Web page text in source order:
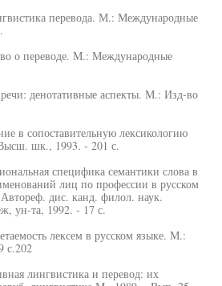
перевода. М.: Международные
о переводе. М.: Международные
денотативные аспекты. М.: Изд-во
в сопоставительную лексикологию
шк., 1993. - 201 с.
специфика семантики слова в
лиц по профессии в русском
дис. канд. филол. наук.
ун-та, 1992. - 17 с.
лексем в русском языке. М.:
с.202
лингвистика и перевод: их